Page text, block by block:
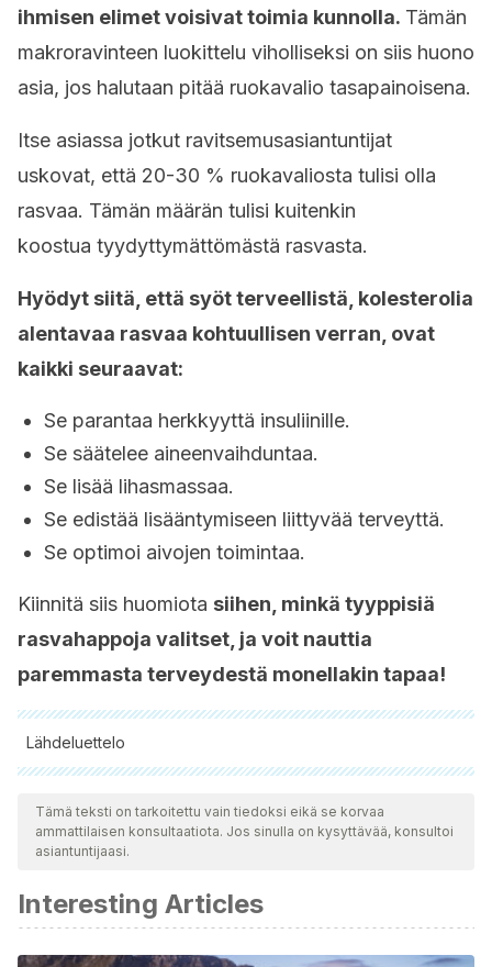
ihmisen elimet voisivat toimia kunnolla. Tämän
makroravinteen luokittelu viholliseksi on siis huono
asia, jos halutaan pitää ruokavalio tasapainoisena.
Itse asiassa jotkut ravitsemusasiantuntijat
uskovat, että 20-30 % ruokavaliosta tulisi olla
rasvaa. Tämän määrän tulisi kuitenkin
koostua tyydyttymättömästä rasvasta.
Hyödyt siitä, että syöt terveellistä, kolesterolia
alentavaa rasvaa kohtuullisen verran, ovat
kaikki seuraavat:
Se parantaa herkkyyttä insuliinille.
Se säätelee aineenvaihduntaa.
Se lisää lihasmassaa.
Se edistää lisääntymiseen liittyvää terveyttä.
Se optimoi aivojen toimintaa.
Kiinnitä siis huomiota siihen, minkä tyyppisiä
rasvahappoja valitset, ja voit nauttia
paremmasta terveydestä monellakin tapaa!
Lähdeluettelo
Kaikki lainatut lähteet tarkistettiin perusteellisesti tiimimme
toimesta varmistaaksemme niiden laadun, luotettavuuden,
ajantasaisuuden ja pätevyyden. Tämän artikkelin bibliografia
Lichtenstein, A. H., Appel, L. J., Brands, M., Carnethon, M.,
Daniels, S., Franch, H. A., … Wylie-Rosett, J. (2006). Diet
Tämä teksti on tarkoitettu vain tiedoksi eikä se korvaa
ammattilaisen konsultaatiota. Jos sinulla on kysyttävää, konsultoi
asiantuntijaasi.
Interesting Articles